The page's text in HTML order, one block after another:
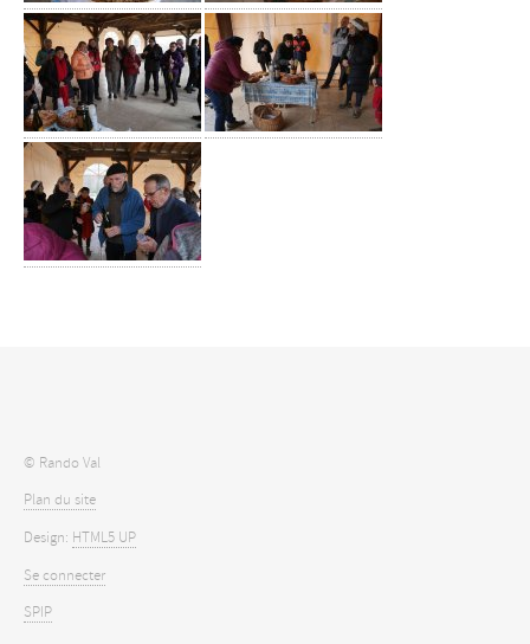
© Rando Val
Plan du site
Design: HTML5 UP
Se connecter
SPIP